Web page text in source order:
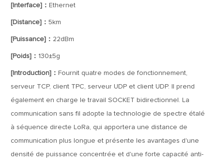
[Interface]： Ethernet
[Distance]：5km
[Puissance]： 22dBm
[Poids]： 130±5g
[Introduction]： Fournit quatre modes de fonctionnement,
serveur TCP, client TPC, serveur UDP et client UDP. Il prend
également en charge le travail SOCKET bidirectionnel. La
communication sans fil adopte la technologie de spectre étalé
à séquence directe LoRa, qui apportera une distance de
communication plus longue et présente les avantages d'une
densité de puissance concentrée et d'une forte capacité anti-